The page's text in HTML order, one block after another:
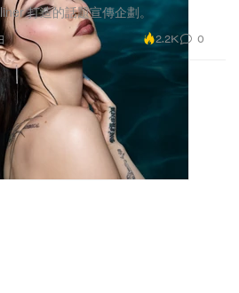
打造的話題宣傳企劃。
2.2K 0